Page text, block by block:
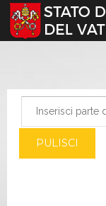
Seleziona la tua lingua
PULISCI